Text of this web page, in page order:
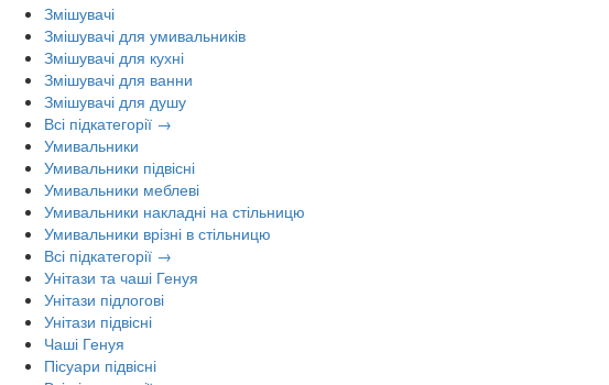
Змішувачі
Змішувачі для умивальників
Змішувачі для кухні
Змішувачі для ванни
Змішувачі для душу
Всі підкатегорії →
Умивальники
Умивальники підвісні
Умивальники меблеві
Умивальники накладні на стільницю
Умивальники врізні в стільницю
Всі підкатегорії →
Унітази та чаші Генуя
Унітази підлогові
Унітази підвісні
Чаші Генуя
Пісуари підвісні